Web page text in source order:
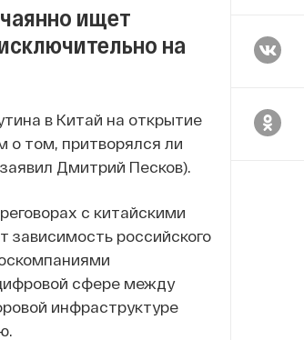
ищет
на
в Китай на открытие
о том, притворялся ли
Дмитрий Песков).
с китайскими
зависимость российского
сфере между
инфраструктуре